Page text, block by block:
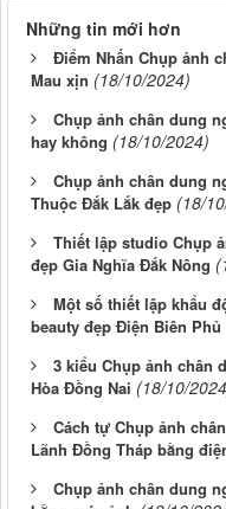
Những tin mới hơn
Điểm Nhấn Chụp ảnh
Mau xịn (18/10/2024)
Chụp ảnh chân dung
hay không (18/10/2024)
Chụp ảnh chân dung
Thuộc Đắk Lắk đẹp (18/
Thiết lập studio Chụp
đẹp Gia Nghĩa Đắk Nông
Một số thiết lập khẩu
beauty đẹp Điện Biên Phủ
3 kiểu Chụp ảnh chân
Hòa Đồng Nai (18/10/
Cách tự Chụp ảnh
Lãnh Đồng Tháp bằng
Chụp ảnh chân dung